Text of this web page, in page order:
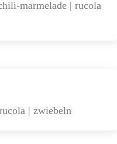
marmelade | rucola
| zwiebeln